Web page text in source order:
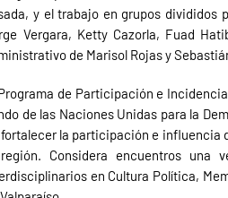
y el trabajo en grupos divididos
Vergara, Ketty Cazorla, Fuad
de Marisol Rojas y
de Participación e
de las Naciones Unidas para la
la participación e influencia
Considera encuentros
en Cultura Política,